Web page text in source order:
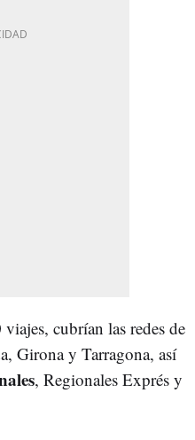
cubrían las redes de
Girona y Tarragona, así
, Regionales Exprés y